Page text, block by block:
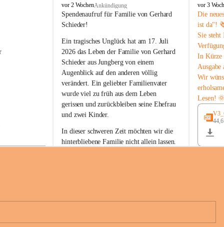
B
u
c
-
S
t
.
M
a
g
d
a
e
n
a
vor 2 WochenAnkündigung
Spendenaufruf für Familie von Gerhard
Schieder!
Ein tragisches Unglück hat am 17. Juli
2026 das Leben der Familie von Gerhard
Schieder aus Jungberg von einem
Augenblick auf den anderen völlig
verändert. Ein geliebter Familienvater
wurde viel zu früh aus dem Leben
gerissen und zurückbleiben seine Ehefrau
und zwei Kinder.
In dieser schweren Zeit möchten wir die
hinterbliebene Familie nicht allein lassen.
Unterstützung, ihre Hilfsbereitschaft und
B
u
c
h
-
S
t
.
M
a
g
d
n
a
vor 3
Die
ist da"!
Sie
In Kürze
Ausgabe
Wir
Lesen!